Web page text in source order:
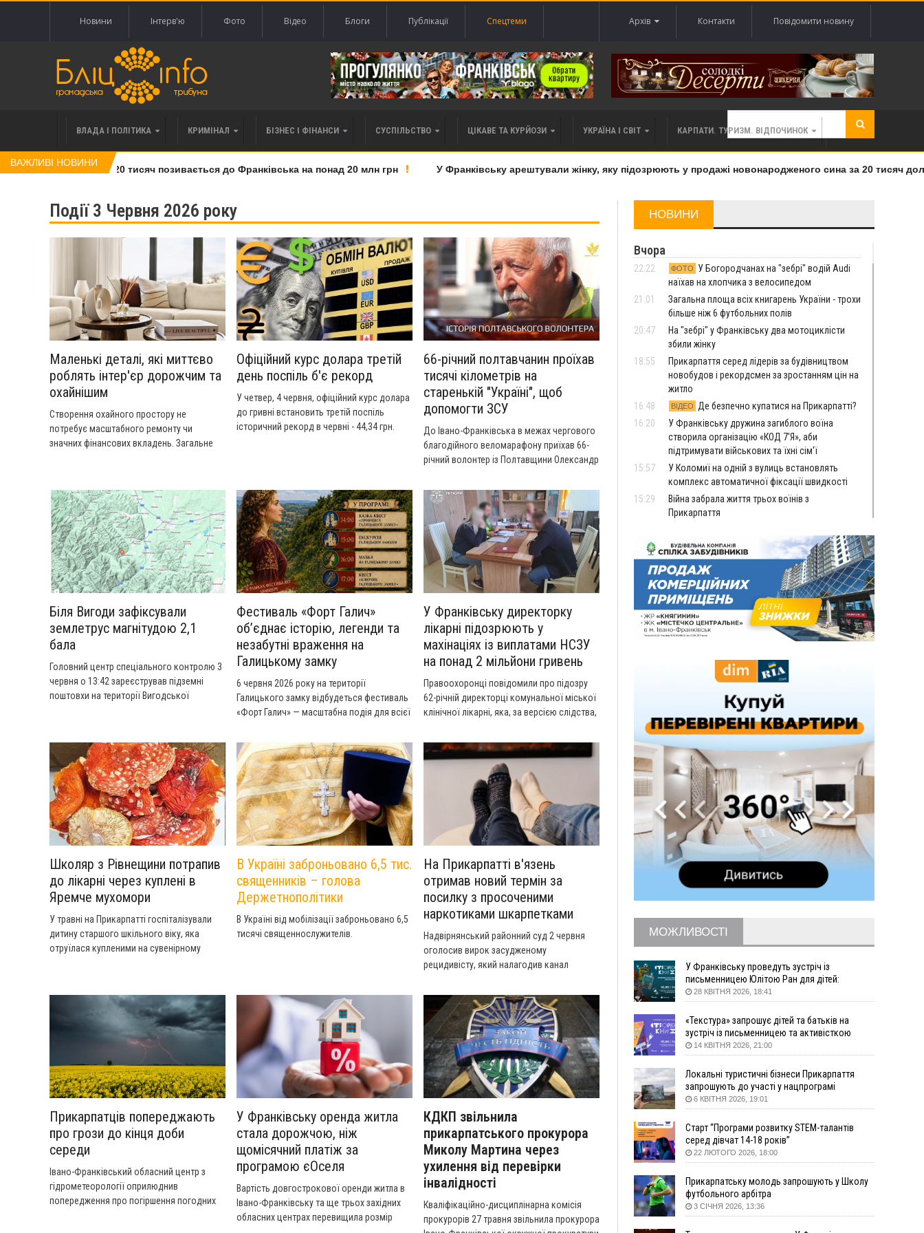
Новини Інтерв'ю Фото Відео Блоги Публікації Спецтеми Архів Контакти Повідомити новину
ВЛАДА І ПОЛІТИКА КРИМІНАЛ БІЗНЕС І ФІНАНСИ СУСПІЛЬСТВО ЦІКАВЕ ТА КУРЙОЗИ УКРАЇНА І СВІТ КАРПАТИ. ТУРИЗМ. ВІДПОЧИНОК
ВАЖЛИВІ НОВИНИ
права вимоги за 120 тисяч позивається до Франківська на понад 20 млн грн У Франківську арештували жінку, яку підозрюють у продажі новонародженого сина за 20 тисяч
Події 3 Червня 2026 року
Маленькі деталі, які миттєво
роблять інтер'єр дорожчим та
охайнішим
Створення охайного простору не
потребує масштабного ремонту чи
значних фінансових вкладень. Загальне
найстильніший дизайнерський задум
можна зіпсувати хаотичним накопиченням
речей або невдалими побутовими
аксесуарами. Кілька продуманих штрихів
допоможуть позбутися візуального шуму
та перетворять звичайну квартиру на
гармонійне приміщення.
Офіційний курс долара третій
день поспіль б'є рекорд
У четвер, 4 червня, офіційний курс долара
до гривні встановить третій поспіль
історичний рекорд в червні - 44,34 грн.
66-річний полтавчанин проїхав
тисячі кілометрів на
старенькій "Україні", щоб
допомогти ЗСУ
До Івано-Франківська в межах чергового
благодійного веломарафону приїхав 66-
річний волонтер із Полтавщини Олександр
кілометрів на двоколіснику, щоб зібрати
кошти на потреби Збройних Сил України.
Біля Вигоди зафіксували
землетрус магнітудою 2,1
бала
Головний центр спеціального контролю 3
червня о 13:42 зареєстрував підземні
поштовхи на території Вигодської
Фестиваль «Форт Галич»
об’єднає історію, легенди та
незабутні враження на
Галицькому замку
6 червня 2026 року на території
Галицького замку відбудеться фестиваль
«Форт Галич» — масштабна подія для всієї
історико-культурну спадщину давнього
Галича через інтерактивні заходи, квести,
екскурсії та живе спілкування з історією.
У Франківську директорку
лікарні підозрюють у
махінаціях із виплатами НСЗУ
на понад 2 мільйони гривень
Правоохоронці повідомили про підозру
62-річній директорці комунальної міської
клінічної лікарні, яка, за версією слідства,
через фальсифікацію звітів про операції із
заміни суглобів.
Школяр з Рівнещини потрапив
до лікарні через куплені в
Яремче мухомори
У травні на Прикарпатті госпіталізували
дитину старшого шкільного віку, яка
отруїлася купленими на сувенірному
В Україні заброньовано 6,5 тис.
священників – голова
Держетнополітики
В Україні від мобілізації заброньовано 6,5
тисячі священнослужителів.
На Прикарпатті в'язень
отримав новий термін за
посилку з просоченими
наркотиками шкарпетками
Надвірнянський районний суд 2 червня
оголосив вирок засудженому
рецидивісту, який налагодив канал
СІЗО та Коломийської виправної установи.
Прикарпатців попереджають
про грози до кінця доби
середи
Івано-Франківський обласний центр з
гідрометеорології оприлюднив
попередження про погіршення погодних
У Франківську оренда житла
стала дорожчою, ніж
щомісячний платіж за
програмою єОселя
Вартість довгострокової оренди житла в
Івано-Франківську та ще трьох західних
обласних центрах перевищила розмір
КДКП звільнила
прикарпатського прокурора
Миколу Мартина через
ухилення від перевірки
інвалідності
Кваліфікаційно-дисциплінарна комісія
прокурорів 27 травня звільнила прокурора
НОВИНИ
Вчора
22:22 ФОТО
У Богородчанах на "зебрі" водій Audi
наїхав на хлопчика з велосипедом
21:01
Загальна площа всіх книгарень України - трохи
більше ніж 6 футбольних полів
20:47
На "зебрі" у Франківську два мотоциклісти
збили жінку
18:55
Прикарпаття серед лідерів за будівництвом
новобудов і рекордсмен за зростанням цін на
житло
16:48
ВІДЕО
Де безпечно купатися на Прикарпатті?
16:20
У Франківську дружина загиблого воїна
створила організацію «КОД 7'Я», аби
підтримувати військових та їхні сім'ї
15:57
У Коломиї на одній з вулиць встановлять
комплекс автоматичної фіксації швидкості
15:29
Війна забрала життя трьох воїнів з
Прикарпаття
незаконного виключення
військовозобов’язаних з обліку
14:31
«Багато питань буде знято». На громадських
слуханнях в Яремче обговорили, як вирішити
питання джипінгу в Карпатах
13:54
5 «тихих» хвороб, які виявляє профілактичне
обстеження
приготування до нового руху
У Франківську зафіксували найбільшу спеку за
всю історію спостережень
Лікування наркоманії Київ: чому важливо
розпочати терапію якомога раніше
12:00
Франківця, який у Косові викрав за магазину
понад 640 тисяч гривень у валюті, засудили до
5 років
11:50
Податкова передасть в Міноборони для
"Оберегу" дані про чоловіків 18–60 років
Водійка, яку на Сухомлинського побив інший
керманич, відмовилася від обвинувачення —
справу закрили
У Франківську, Коломиї, Долині та Яремче 6
серпня зафіксували рекордну спеку
09:22
АМКУ розпочав справу проти Гвіздецької
податку
08:54
Синоптики попереджають про значний дощ на
Прикарпатті до кінця п'ятниці
08:45
Нафтогазову площу на межі Прикарпаття та
Львівщини повторно виставили на аукціон за
830 млн
06 Серпня
18:46 ФОТО У Польщі невідомі скоїли наругу над
могилою УПА
кораблі берегової охорони фсб у Керчі
17:17
ВІДЕО
Скарби Музею писанкового розпису
побачать далеко за межами Коломиї
16:42
Поблизу Франківська п'яний на Chevrolet
втікав від поліції
16:27
На Прикарпатті триває декларування
МОЖЛИВОСТІ
У Франківську проведуть зустріч із
письменницею Юлітою Ран для дітей:
говоритимуть про серію книг про Мавку
28 КВІТНЯ 2026, 18:41
«Текстура» запрошує дітей та батьків на
зустріч із письменницею та активісткою
Анною Повх
14 КВІТНЯ 2026, 21:00
Локальні туристичні бізнеси Прикарпаття
запрошують до участі у нацпрограмі
«Подорож до себе»
6 КВІТНЯ 2026, 19:01
Старт “Програми розвитку STEM-талантів
серед дівчат 14-18 років”
22 ЛЮТОГО 2026, 18:00
Прикарпатську молодь запрошують у Школу
футбольного арбітра
3 СІЧНЯ 2026, 13:36